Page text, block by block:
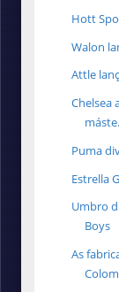
Hott
Walon
Attle
Chelsea
Puma
Estrella
Umbro
Boys
As